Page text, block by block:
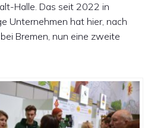
Halle. Das seit 2022 in
Unternehmen hat hier, nach
Bremen, nun eine zweite